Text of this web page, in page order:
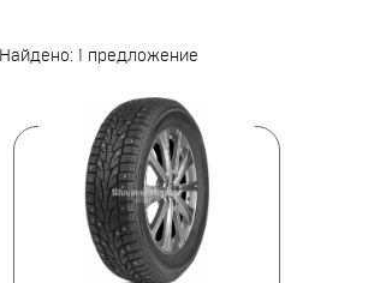
Найдено: 1 предложение